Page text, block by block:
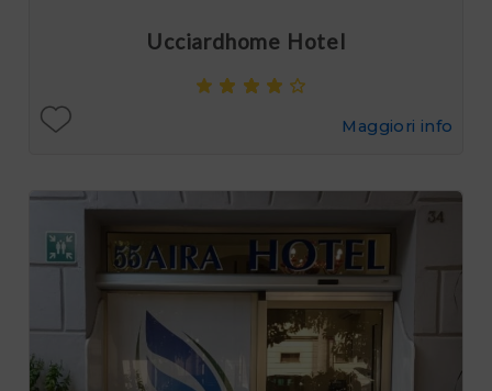
Ucciardhome Hotel
Maggiori info